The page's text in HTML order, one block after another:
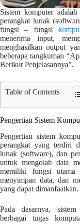
Sistem komputer
perangkat lunak
fungsi – fungsi
menerima input,
menghasilkan output
beberapa rangkuman
Berikut Penjelasannya”.
Table of Contents
Pengertian Sistem
Pengertian sistem
perangkat yang terdiri
lunak (software), dan
untuk mengolah data
memiliki fungsi utama
menyimpan data, dan
yang dapat dimanfaatkan.
Pada dasarnya,
berbagai tugas